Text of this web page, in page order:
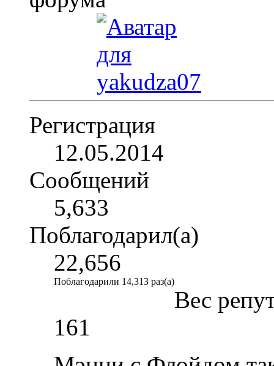
Регистрация
12.05.2014
Сообщений
5,633
Поблагодарил(а)
22,656
Поблагодарили 14,313 раз(а)
Вес
161